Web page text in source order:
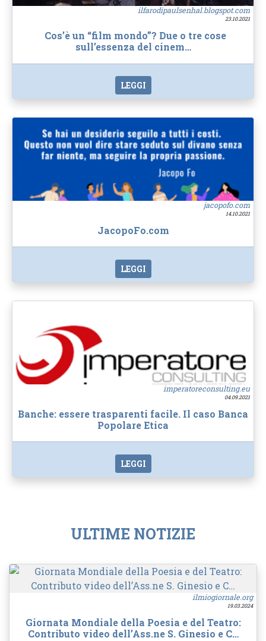
ilfarodipaulsenhal.blogspot.com
23.10.2021
Cos’è un “film mondo”? Due o tre cose
sull’essenza del cinem…
LEGGI
jacopofo.com
14.10.2021
JacopoFo.com
LEGGI
imperatoreconsulting.eu
04.09.2021
Banche: essere trasparenti facile. Il caso Banca
Popolare Etica
LEGGI
ULTIME NOTIZIE
ilmiogiornale.org
19.03.2024
Giornata Mondiale della Poesia e del Teatro:
Contributo video dell’Ass.ne S. Ginesio e C…